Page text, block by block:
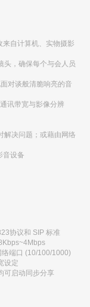
自计算机、实物摄影
头，确保每个与会人员
对谈般清脆响亮的音
讯带宽与影像分辨
解决问题；或藉由网络
音设备
协议和 SIP 标准
络端口 (10/100/1000)
设定
可启动同步分享